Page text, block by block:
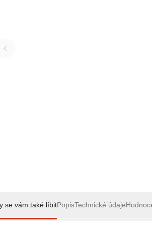
se vám také líbitPopisTechnické údaje